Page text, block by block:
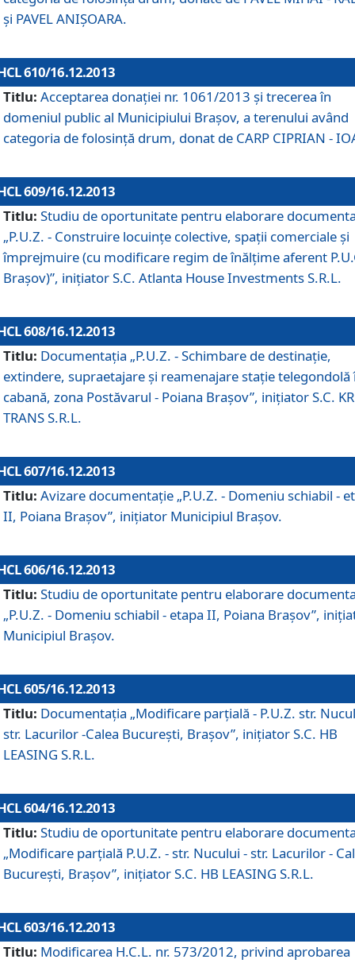
şi PAVEL ANIŞOARA.
610/16.12.2013
Titlu: Acceptarea donaţiei nr. 1061/2013 şi trecerea în
domeniul public al Municipiului Braşov, a terenului având
categoria de folosinţă drum, donat de CARP CIPRIAN -
609/16.12.2013
Titlu: Studiu de oportunitate pentru elaborare
„P.U.Z. - Construire locuinţe colective, spaţii comerciale şi
împrejmuire (cu modificare regim de înălţime aferent
Braşov)”, iniţiator S.C. Atlanta House Investments S.R.L.
608/16.12.2013
Titlu: Documentaţia „P.U.Z. - Schimbare de destinaţie,
extindere, supraetajare şi reamenajare staţie telegondolă
cabană, zona Postăvarul - Poiana Braşov”, iniţiator S.C.
TRANS S.R.L.
607/16.12.2013
Titlu: Avizare documentaţie „P.U.Z. - Domeniu schiabil -
II, Poiana Braşov”, iniţiator Municipiul Braşov.
606/16.12.2013
Titlu: Studiu de oportunitate pentru elaborare
„P.U.Z. - Domeniu schiabil - etapa II, Poiana Braşov”,
Municipiul Braşov.
605/16.12.2013
Titlu: Documentaţia „Modificare parţială - P.U.Z. str.
str. Lacurilor -Calea Bucureşti, Braşov”, iniţiator S.C. HB
LEASING S.R.L.
604/16.12.2013
Titlu: Studiu de oportunitate pentru elaborare
„Modificare parţială P.U.Z. - str. Nucului - str. Lacurilor -
Bucureşti, Braşov”, iniţiator S.C. HB LEASING S.R.L.
603/16.12.2013
Titlu: Modificarea H.C.L. nr. 573/2012, privind aprobarea